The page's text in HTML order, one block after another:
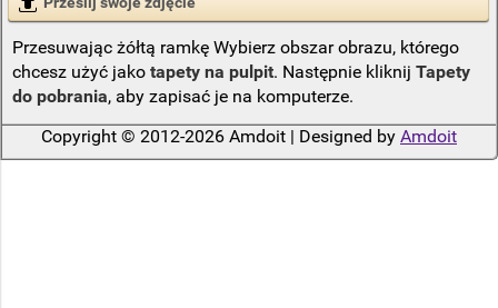
Przesuwając żółtą ramkę Wybierz obszar obrazu, którego
chcesz użyć jako tapety na pulpit. Następnie kliknij Tapety
do pobrania, aby zapisać je na komputerze.
Copyright © 2012-2026 Amdoit | Designed by Amdoit